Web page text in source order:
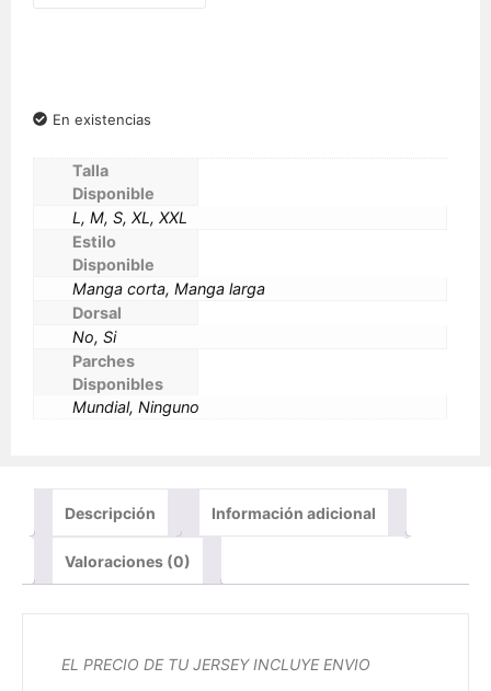
En existencias
Talla
Disponible
L, M, S, XL, XXL
Estilo
Disponible
Manga corta, Manga larga
Dorsal
No, Si
Parches
Disponibles
Mundial, Ninguno
Descripción Información adicional
Valoraciones (0)
EL PRECIO DE TU JERSEY INCLUYE ENVIO